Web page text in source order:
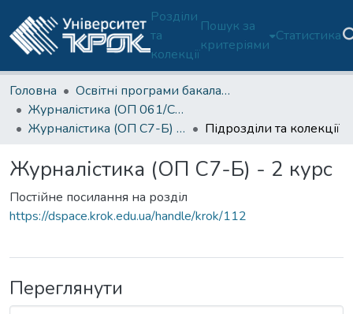
Розділи
та
колекції
Пошук за
критеріями
Статистика
Головна
Освітні програми бакалаврату
Журналістика (ОП 061/C7-Б)
Журналістика (ОП C7-Б) - 2 курс
Підрозділи та колекції
Журналістика (ОП C7-Б) - 2 курс
Постійне посилання на розділ
https://dspace.krok.edu.ua/handle/krok/112
Переглянути